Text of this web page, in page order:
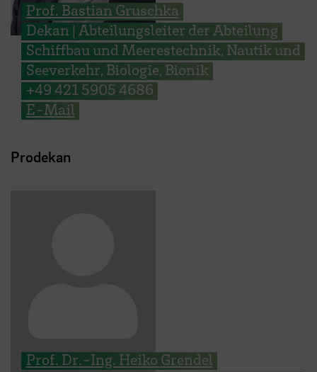
Prof. Bastian Gruschka
Dekan | Abteilungsleiter der Abteilung
Schiffbau und Meerestechnik, Nautik und
Seeverkehr, Biologie, Bionik
+49 421 5905 4686
E-Mail
Prodekan
Prof. Dr.-Ing. Heiko Grendel